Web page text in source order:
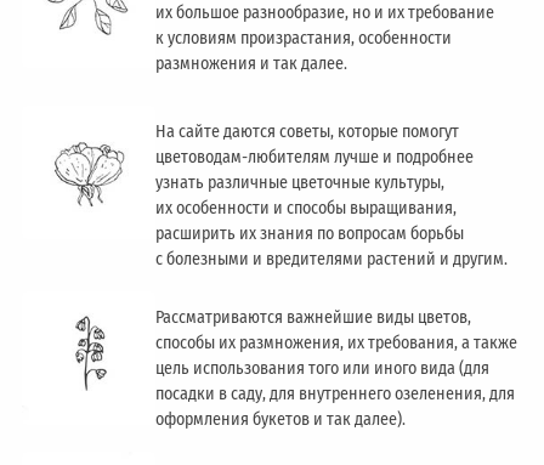
их большое разнообразие, но и их требование
к условиям произрастания, особенности
размножения и так далее.
На сайте даются советы, которые помогут
цветоводам-любителям лучше и подробнее
узнать различные цветочные культуры,
их особенности и способы выращивания,
расширить их знания по вопросам борьбы
с болезными и вредителями растений и другим.
Рассматриваются важнейшие виды цветов,
способы их размножения, их требования, а также
цель использования того или иного вида (для
посадки в саду, для внутреннего озеленения, для
оформления букетов и так далее).